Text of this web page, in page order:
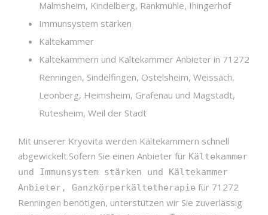
Malmsheim, Kindelberg, Rankmühle, Ihingerhof
Immunsystem stärken
Kältekammer
Kältekammern und Kältekammer Anbieter in 71272
Renningen, Sindelfingen, Ostelsheim, Weissach,
Leonberg, Heimsheim, Grafenau und Magstadt,
Rutesheim, Weil der Stadt
Mit unserer Kryovita werden Kältekammern schnell
abgewickelt.Sofern Sie einen Anbieter für Kältekammer
und Immunsystem stärken und Kältekammer
Anbieter, Ganzkörperkältetherapie für 71272
Renningen benötigen, unterstützen wir Sie zuverlässig